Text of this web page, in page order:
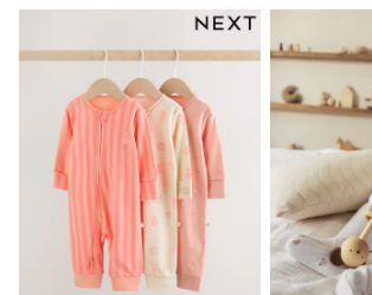
Shoes
Skirts
Denim Jackets
Raincoats
Waterproof
Shackets
Puddlesuits
Gilets
Fleeces
Teddy Borg
Puffers
Snowsuits